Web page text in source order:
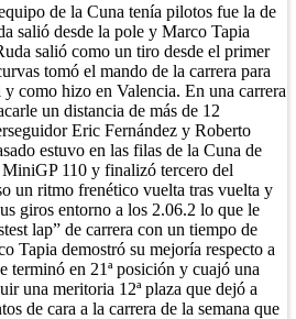
de la Cuna tenía pilotos fue la de
salió desde la pole y Marco Tapia
salió como un tiro desde el primer
tomó el mando de la carrera para
como hizo en Valencia. En una carrera
un distancia de más de 12
Eric Fernández y Roberto
estuvo en las filas de la Cuna de
110 y finalizó tercero del
un ritmo frenético vuelta tras vuelta y
giros entorno a los 2.06.2 lo que le
lap” de carrera con un tiempo de
Tapia demostró su mejoría respecto a
terminó en 21ª posición y cuajó una
una meritoria 12ª plaza que dejó a
de cara a la carrera de la semana que